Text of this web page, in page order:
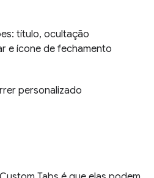
título, ocultação
e ícone de fechamento
personalizado